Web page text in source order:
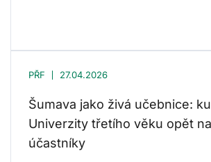
PŘF 27.04.2026
Šumava jako živá učebnice:
Univerzity třetího věku opět
účastníky